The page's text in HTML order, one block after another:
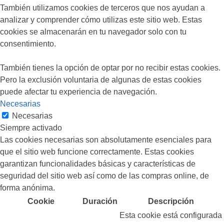
También utilizamos cookies de terceros que nos ayudan a
analizar y comprender cómo utilizas este sitio web. Estas
cookies se almacenarán en tu navegador solo con tu
consentimiento.
También tienes la opción de optar por no recibir estas cookies.
Pero la exclusión voluntaria de algunas de estas cookies
puede afectar tu experiencia de navegación.
Necesarias
Necesarias
Siempre activado
Las cookies necesarias son absolutamente esenciales para
que el sitio web funcione correctamente. Estas cookies
garantizan funcionalidades básicas y características de
seguridad del sitio web así como de las compras online, de
forma anónima.
Cookie
Duración Descripción
Esta cookie está configurada